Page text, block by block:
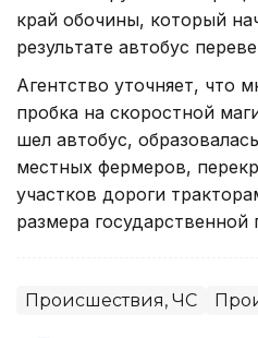
край обочины, который
результате автобус
Агентство уточняет, что
пробка на скоростной
шел автобус,
местных фермеров,
участков дороги
размера
Происшествия, ЧС